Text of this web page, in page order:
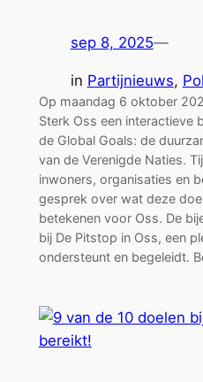
sep 8, 2025—
in Partijnieuws,
Op maandag 6 oktober
Sterk Oss een interactieve
de Global Goals: de
van de Verenigde Naties.
inwoners, organisaties en
gesprek over wat deze
betekenen voor Oss. De
bij De Pitstop in Oss, een
ondersteunt en begeleidt.